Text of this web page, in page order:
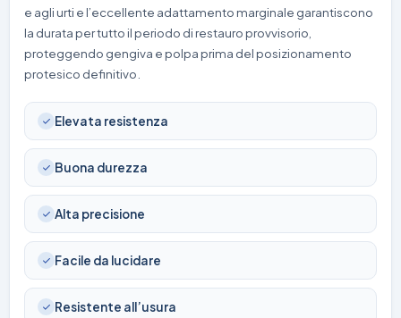
e agli urti e l’eccellente adattamento marginale garantiscono
la durata per tutto il periodo di restauro provvisorio,
proteggendo gengiva e polpa prima del posizionamento
protesico definitivo.
Elevata resistenza
Buona durezza
Alta precisione
Facile da lucidare
Resistente all’usura